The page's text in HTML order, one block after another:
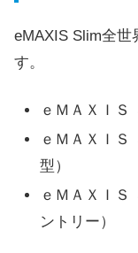
eMAXIS Slim全世
す。
ｅＭＡＸＩＳ
ｅＭＡＸＩＳ
型）
ｅＭＡＸＩＳ
ントリー）